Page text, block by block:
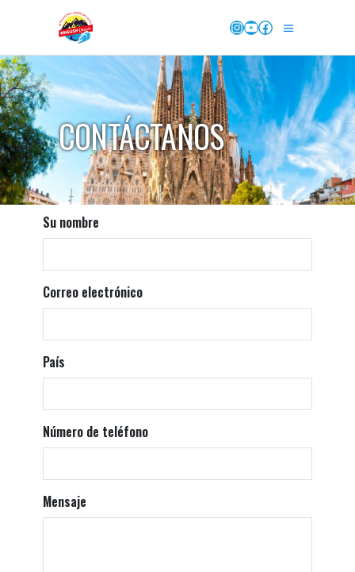
Instagram
YouTube
Facebook
CONTÁCTANOS
Su nombre
Correo electrónico
País
Número de teléfono
Mensaje